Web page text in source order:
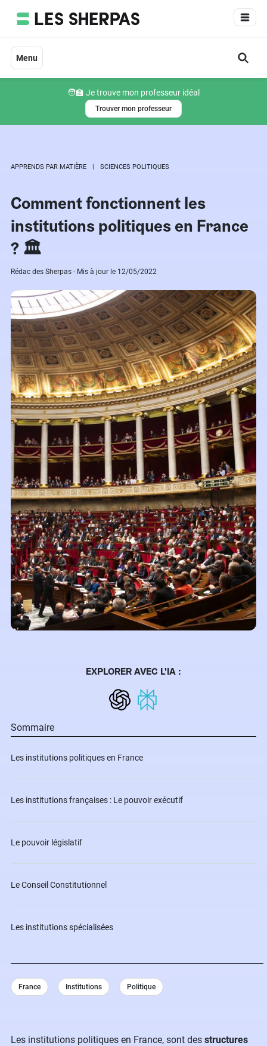
Menu
🧑‍🏫 Je trouve mon professeur idéal
Trouver mon professeur
APPRENDS PAR MATIÈRE SCIENCES POLITIQUES
Comment fonctionnent les
institutions politiques en France
? 🏛️
Rédac des Sherpas - Mis à jour le 12/05/2022
Les institutions politiques en France, sont des structures
EXPLORER AVEC L'IA :
Sommaire
Les institutions politiques en France
Les institutions françaises : Le pouvoir exécutif
Le pouvoir législatif
Le Conseil Constitutionnel
Les institutions spécialisées
France Institutions Politique